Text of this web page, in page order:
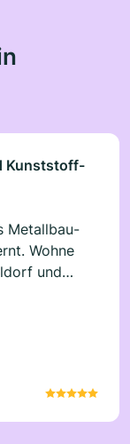
Kunststoff-
Metallbau-
Wohne
und